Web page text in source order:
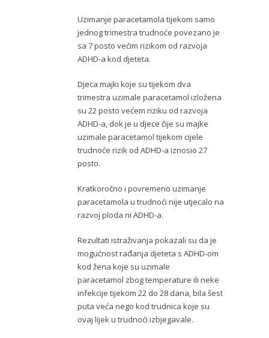
Uzimanje paracetamola tijekom samo
jednog trimestra trudnoće povezano je
sa 7 posto većim rizikom od razvoja
ADHD-a kod djeteta.
Djeca majki koje su tijekom dva
trimestra uzimale paracetamol izložena
su 22 posto većem riziku od razvoja
ADHD-a, dok je u djece čije su majke
uzimale paracetamol tijekom cijele
trudnoće rizik od ADHD-a iznosio 27
posto.
Kratkoročno i povremeno uzimanje
paracetamola u trudnoći nije utjecalo na
razvoj ploda ni ADHD-a.
Rezultati istraživanja pokazali su da je
mogućnost rađanja djeteta s ADHD-om
kod žena koje su uzimale
paracetamol zbog temperature ili neke
infekcije tijekom 22 do 28 dana, bila šest
puta veća nego kod trudnica koje su
ovaj lijek u trudnoći izbjegavale.